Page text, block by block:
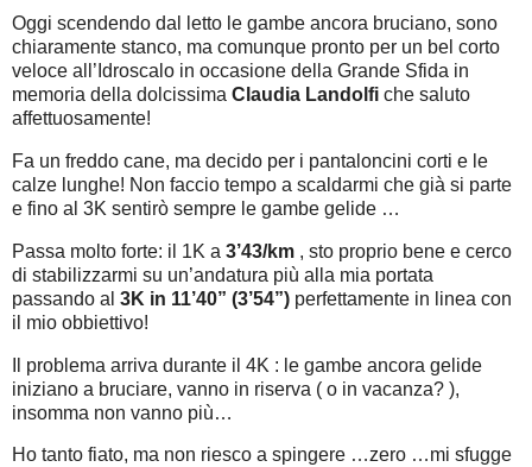
Oggi scendendo dal letto le gambe ancora bruciano, sono
chiaramente stanco, ma comunque pronto per un bel corto
veloce all’Idroscalo in occasione della Grande Sfida in
memoria della dolcissima Claudia Landolfi che saluto
affettuosamente!
Fa un freddo cane, ma decido per i pantaloncini corti e le
calze lunghe! Non faccio tempo a scaldarmi che già si parte
e fino al 3K sentirò sempre le gambe gelide …
Passa molto forte: il 1K a 3’43/km , sto proprio bene e cerco
di stabilizzarmi su un’andatura più alla mia portata
passando al 3K in 11’40” (3’54”) perfettamente in linea con
il mio obbiettivo!
Il problema arriva durante il 4K : le gambe ancora gelide
iniziano a bruciare, vanno in riserva ( o in vacanza? ),
insomma non vanno più…
Ho tanto fiato, ma non riesco a spingere …zero …mi sfugge